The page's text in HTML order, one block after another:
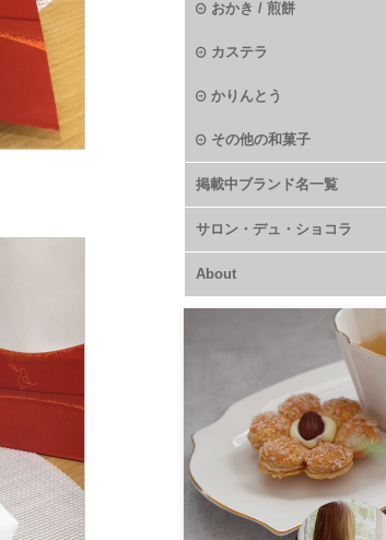
おかき / 煎餅
カステラ
かりんとう
その他の和菓子
掲載中ブランド名一覧
サロン・デュ・ショコラ
About